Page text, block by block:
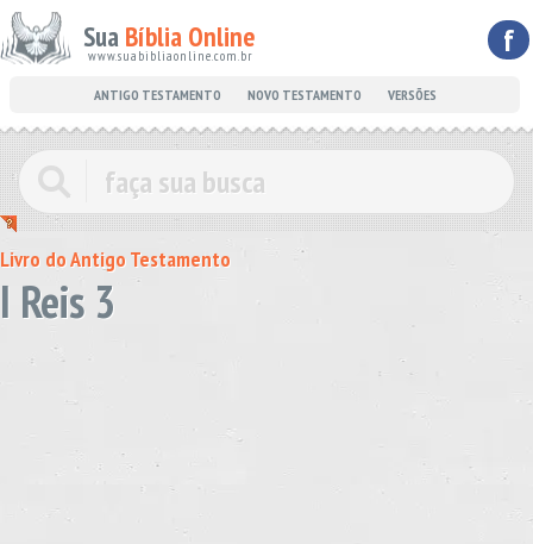
Sua Bíblia Online
www.suabibliaonline.com.br f
ANTIGO TESTAMENTO NOVO TESTAMENTO VERSÕES
Livro do Antigo Testamento
I Reis 3